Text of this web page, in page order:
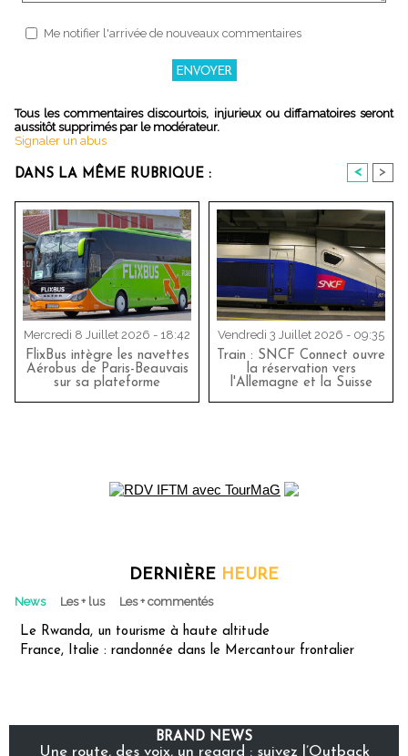
Me notifier l'arrivée de nouveaux commentaires
Tous les commentaires discourtois, injurieux ou diffamatoires seront
aussitôt supprimés par le modérateur.
Signaler un abus
DANS LA MÊME RUBRIQUE : < >
Mercredi 8 Juillet 2026 - 18:42
FlixBus intègre les navettes
Aérobus de Paris-Beauvais
sur sa plateforme
Vendredi 3 Juillet 2026 - 09:35
Train : SNCF Connect ouvre
la réservation vers
l'Allemagne et la Suisse
DERNIÈRE HEURE
News Les + lus Les + commentés
Le Rwanda, un tourisme à haute altitude
France, Italie : randonnée dans le Mercantour frontalier
BRAND NEWS
Une route, des voix, un regard : suivez l’Outback